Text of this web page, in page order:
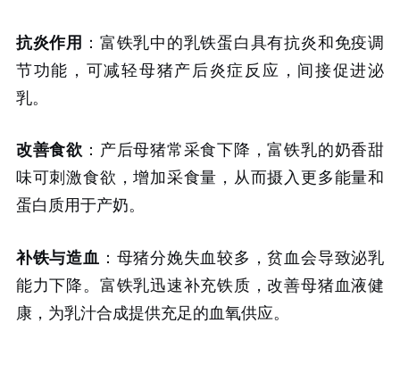
抗炎作用 ：富铁乳中的乳铁蛋白具有抗炎和免疫调
节功能，可减轻母猪产后炎症反应，间接促进泌
乳。
改善食欲 ：产后母猪常采食下降，富铁乳的奶香甜
味可刺激食欲，增加采食量，从而摄入更多能量和
蛋白质用于产奶。
补铁与造血 ：母猪分娩失血较多，贫血会导致泌乳
能力下降。富铁乳迅速补充铁质，改善母猪血液健
康，为乳汁合成提供充足的血氧供应。